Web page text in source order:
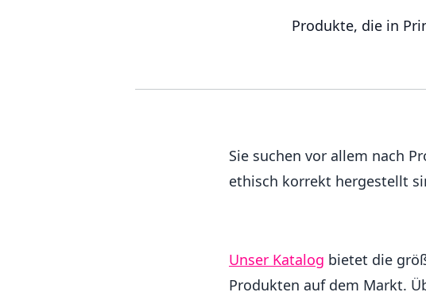
Produkte, die in
Sie suchen vor allem nach
ethisch korrekt hergestellt
Unser Katalog bietet die
Produkten auf dem Markt.